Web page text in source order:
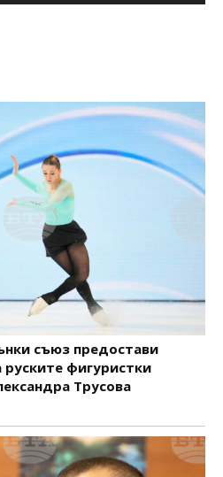
съюз предостави
руските фигуристки
Трусова